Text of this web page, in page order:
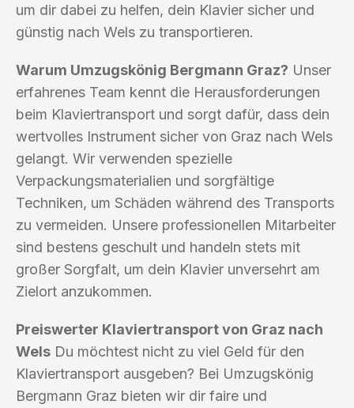
um dir dabei zu helfen, dein Klavier sicher und
günstig nach Wels zu transportieren.
Warum Umzugskönig Bergmann Graz? Unser
erfahrenes Team kennt die Herausforderungen
beim Klaviertransport und sorgt dafür, dass dein
wertvolles Instrument sicher von Graz nach Wels
gelangt. Wir verwenden spezielle
Verpackungsmaterialien und sorgfältige
Techniken, um Schäden während des Transports
zu vermeiden. Unsere professionellen Mitarbeiter
sind bestens geschult und handeln stets mit
großer Sorgfalt, um dein Klavier unversehrt am
Zielort anzukommen.
Preiswerter Klaviertransport von Graz nach
Wels Du möchtest nicht zu viel Geld für den
Klaviertransport ausgeben? Bei Umzugskönig
Bergmann Graz bieten wir dir faire und